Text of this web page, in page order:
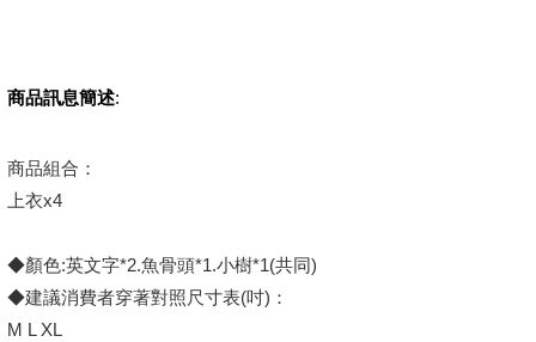
商品訊息簡述:
商品組合：
上衣x4
◆顏色:英文字*2.魚骨頭*1.小樹*1(共同)
◆建議消費者穿著對照尺寸表(吋)：
M L XL